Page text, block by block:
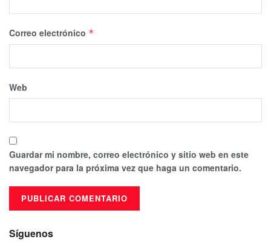
Correo electrónico *
Web
Guardar mi nombre, correo electrónico y sitio web en este
navegador para la próxima vez que haga un comentario.
Síguenos